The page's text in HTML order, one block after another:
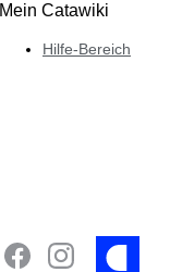
Mein Catawiki
Hilfe-Bereich